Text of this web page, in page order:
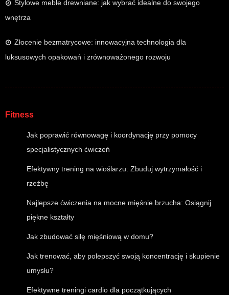
Stylowe meble drewniane: jak wybrać idealne do swojego
wnętrza
Złocenie bezmatrycowe: innowacyjna technologia dla
luksusowych opakowań i zrównoważonego rozwoju
Fitness
Jak poprawić równowagę i koordynację przy pomocy
specjalistycznych ćwiczeń
Efektywny trening na wioślarzu: Zbuduj wytrzymałość i
rzeźbę
Najlepsze ćwiczenia na mocne mięśnie brzucha: Osiągnij
piękne kształty
Jak zbudować siłę mięśniową w domu?
Jak trenować, aby polepszyć swoją koncentrację i skupienie
umysłu?
Efektywne treningi cardio dla początkujących